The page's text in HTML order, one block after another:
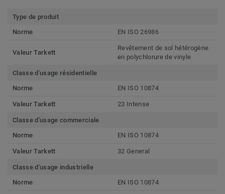
Type de produit
Norme
EN ISO 26986
Valeur Tarkett
Revêtement de sol hétérogène
en polychlorure de vinyle
Classe d'usage résidentielle
Norme
EN ISO 10874
Valeur Tarkett 23 Intense
Classe d'usage commerciale
Norme
EN ISO 10874
Valeur Tarkett 32 General
Classe d'usage industrielle
Norme
EN ISO 10874